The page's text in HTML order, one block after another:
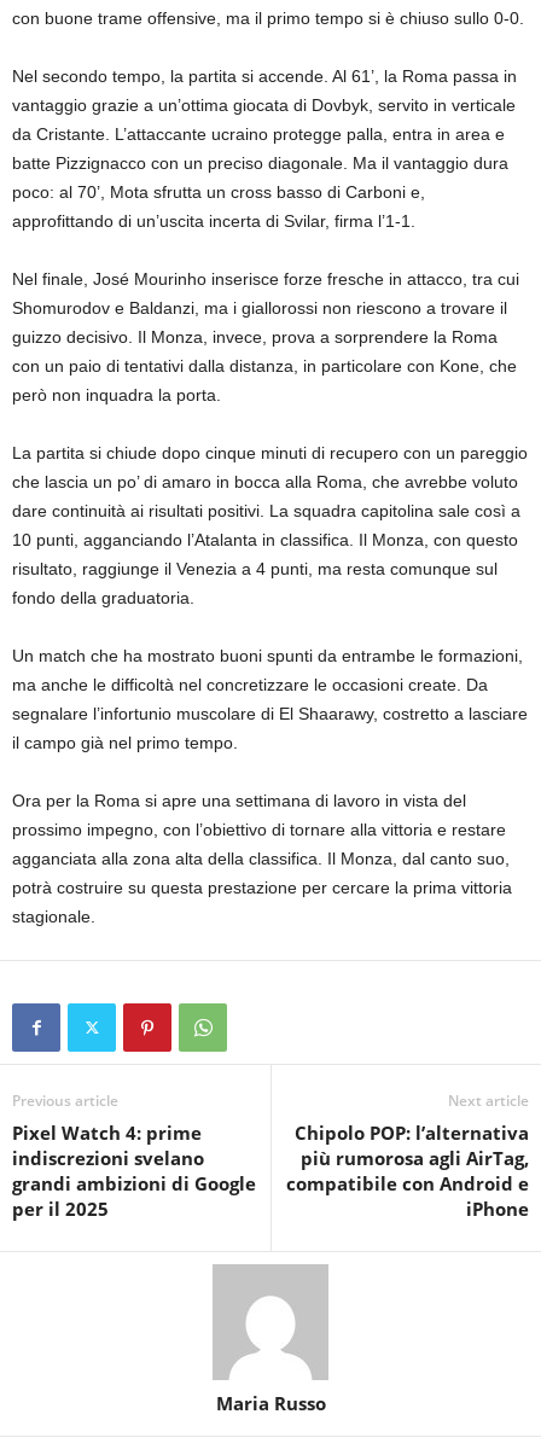
con buone trame offensive, ma il primo tempo si è chiuso sullo 0-0.
Nel secondo tempo, la partita si accende. Al 61’, la Roma passa in
vantaggio grazie a un’ottima giocata di Dovbyk, servito in verticale
da Cristante. L’attaccante ucraino protegge palla, entra in area e
batte Pizzignacco con un preciso diagonale. Ma il vantaggio dura
poco: al 70’, Mota sfrutta un cross basso di Carboni e,
approfittando di un’uscita incerta di Svilar, firma l’1-1.
Nel finale, José Mourinho inserisce forze fresche in attacco, tra cui
Shomurodov e Baldanzi, ma i giallorossi non riescono a trovare il
guizzo decisivo. Il Monza, invece, prova a sorprendere la Roma
con un paio di tentativi dalla distanza, in particolare con Kone, che
però non inquadra la porta.
La partita si chiude dopo cinque minuti di recupero con un pareggio
che lascia un po’ di amaro in bocca alla Roma, che avrebbe voluto
dare continuità ai risultati positivi. La squadra capitolina sale così a
10 punti, agganciando l’Atalanta in classifica. Il Monza, con questo
risultato, raggiunge il Venezia a 4 punti, ma resta comunque sul
fondo della graduatoria.
Un match che ha mostrato buoni spunti da entrambe le formazioni,
ma anche le difficoltà nel concretizzare le occasioni create. Da
segnalare l’infortunio muscolare di El Shaarawy, costretto a lasciare
il campo già nel primo tempo.
Ora per la Roma si apre una settimana di lavoro in vista del
prossimo impegno, con l’obiettivo di tornare alla vittoria e restare
agganciata alla zona alta della classifica. Il Monza, dal canto suo,
potrà costruire su questa prestazione per cercare la prima vittoria
stagionale.
Previous article
Pixel Watch 4: prime
indiscrezioni svelano
grandi ambizioni di Google
per il 2025
Next article
Chipolo POP: l’alternativa
più rumorosa agli AirTag,
compatibile con Android e
iPhone
Maria Russo